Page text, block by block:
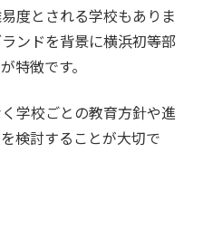
度とされる学校もありま
ンドを背景に横浜初等部
特徴です。
学校ごとの教育方針や進
検討することが大切で